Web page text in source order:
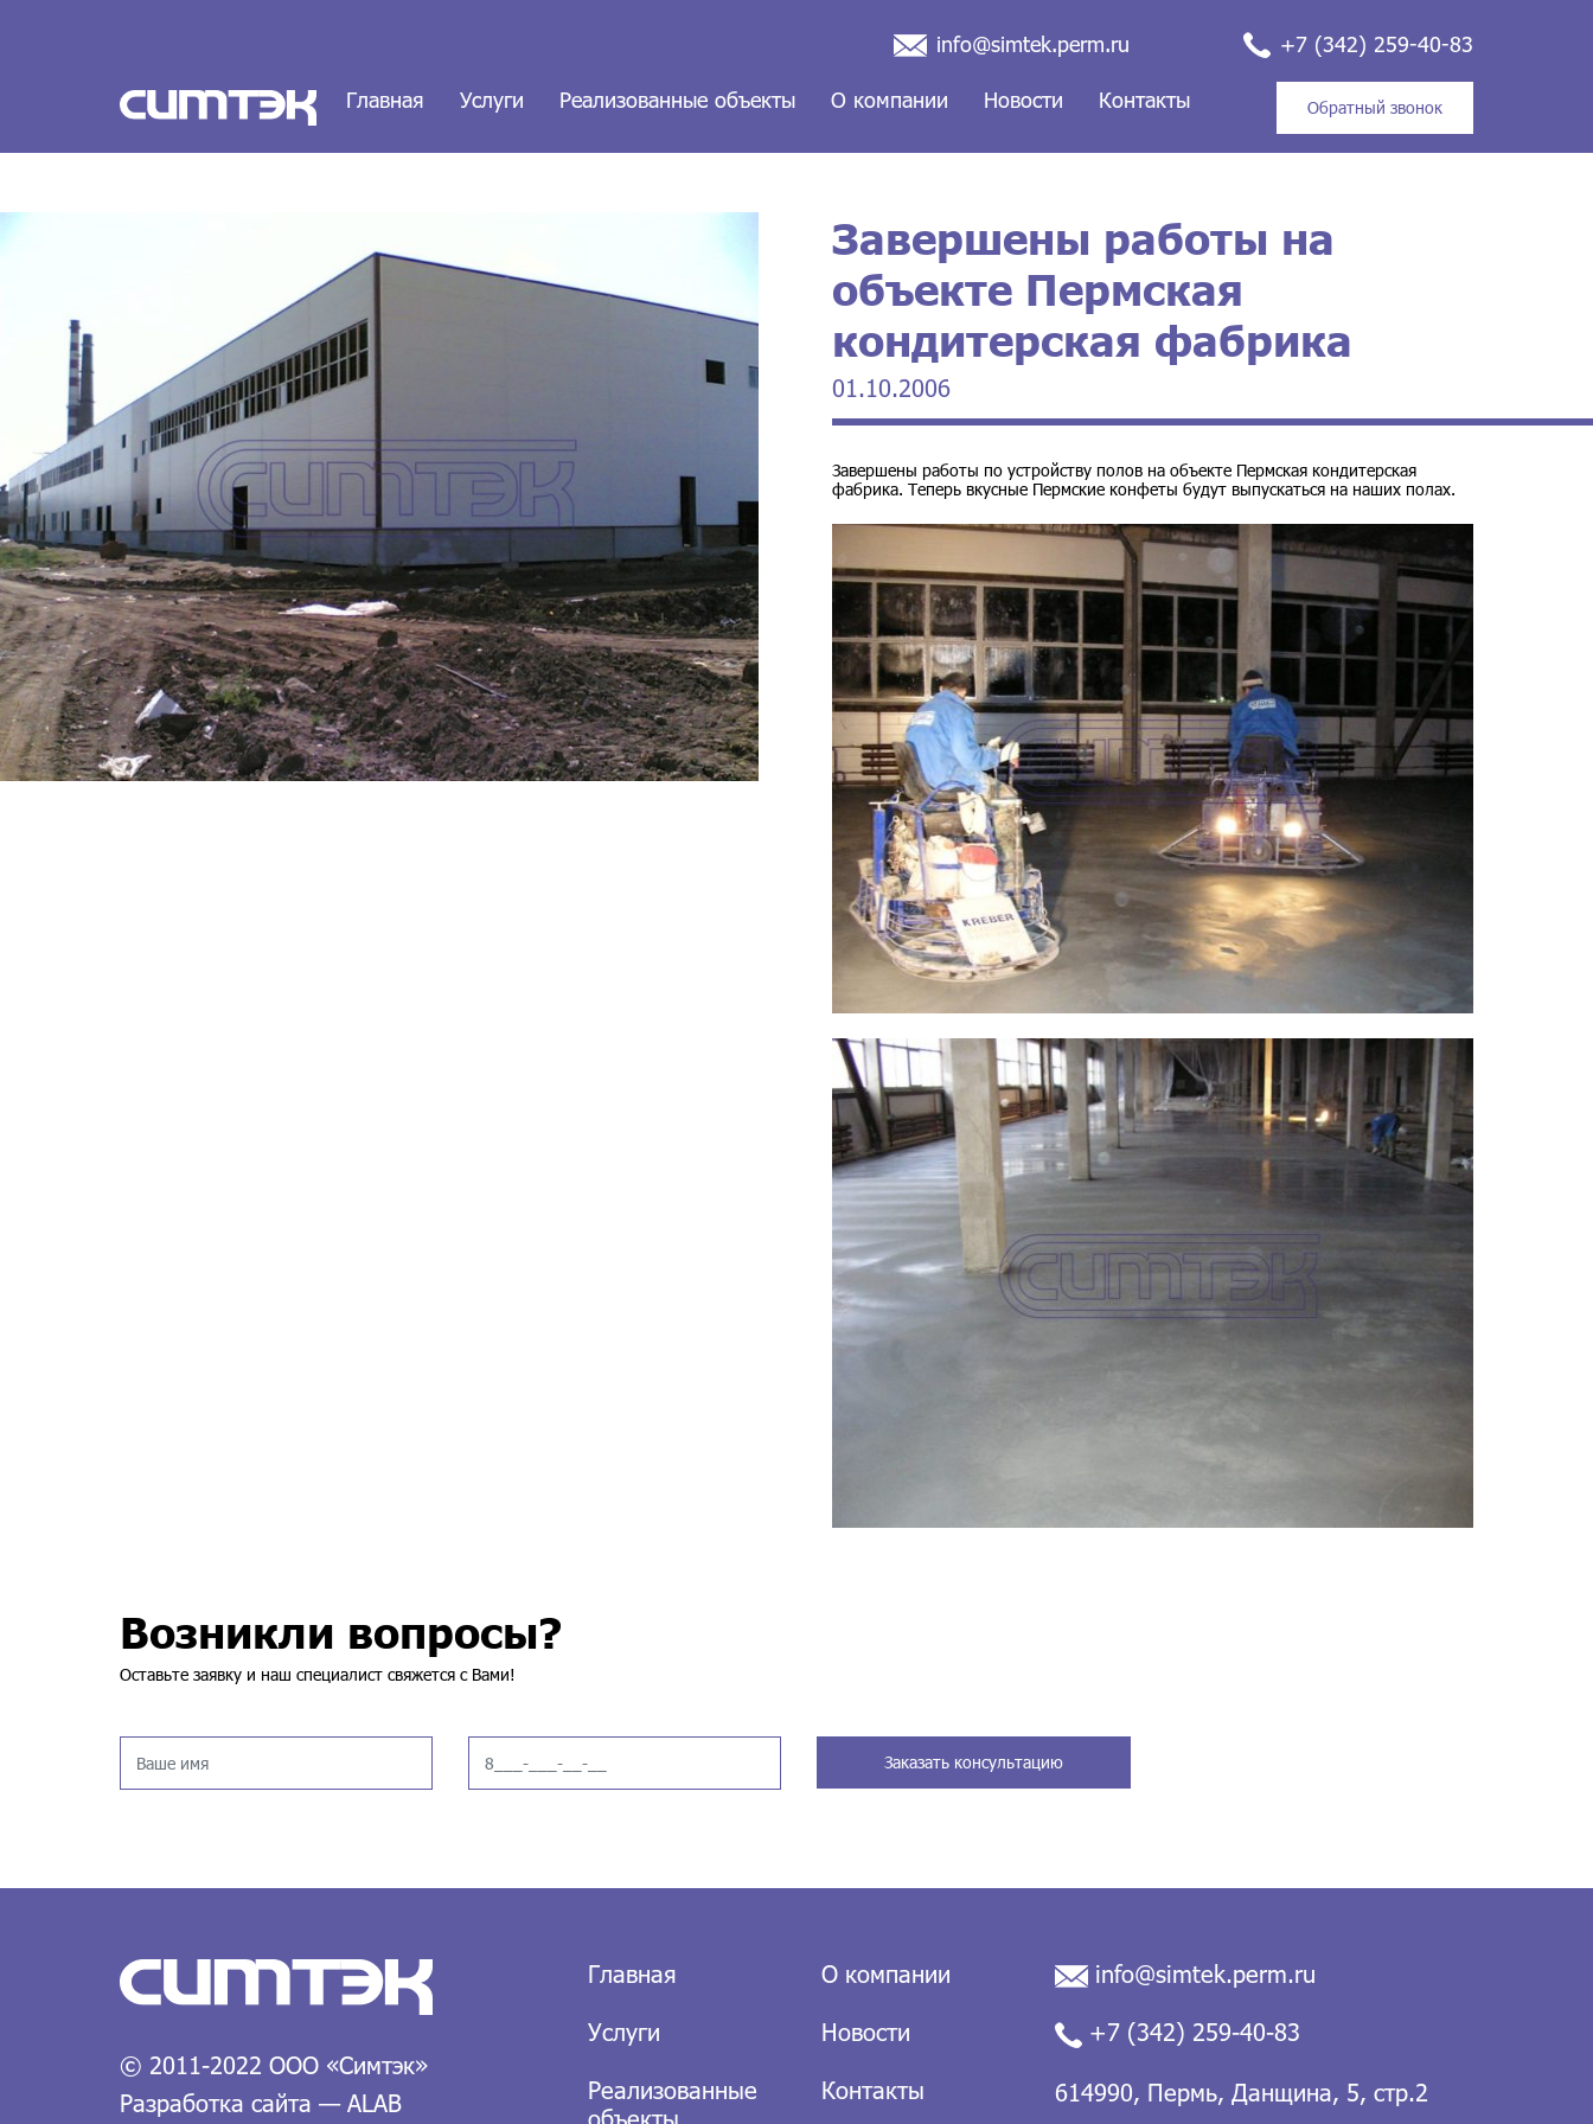
info@simtek.perm.ru +7 (342) 259-40-83
Главная Услуги Реализованные объекты О компании Новости Контакты Обратный звонок
Завершены работы на
объекте Пермская
кондитерская фабрика
01.10.2006
Завершены работы по устройству полов на объекте Пермская кондитерская
фабрика. Теперь вкусные Пермские конфеты будут выпускаться на наших полах.
Возникли вопросы?
Оставьте заявку и наш специалист свяжется с Вами!
Заказать консультацию
© 2011-2022 ООО «Симтэк»
Разработка сайта — ALAB
Главная
Услуги
Реализованные
объекты
О компании
Новости
Контакты
info@simtek.perm.ru
+7 (342) 259-40-83
614990, Пермь, Данщина, 5, стр.2